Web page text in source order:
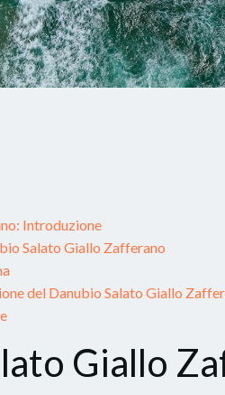
Introduzione
Salato Giallo Zafferano
del Danubio Salato Giallo
Giallo